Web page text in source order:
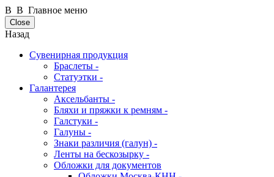
В В Главное меню
Close
Назад
Сувенирная продукция
Браслеты -
Статуэтки -
Галантерея
Аксельбанты -
Бляхи и пряжки к ремням -
Галстуки -
Галуны -
Знаки различия (галун) -
Ленты на бескозырку -
Обложки для документов